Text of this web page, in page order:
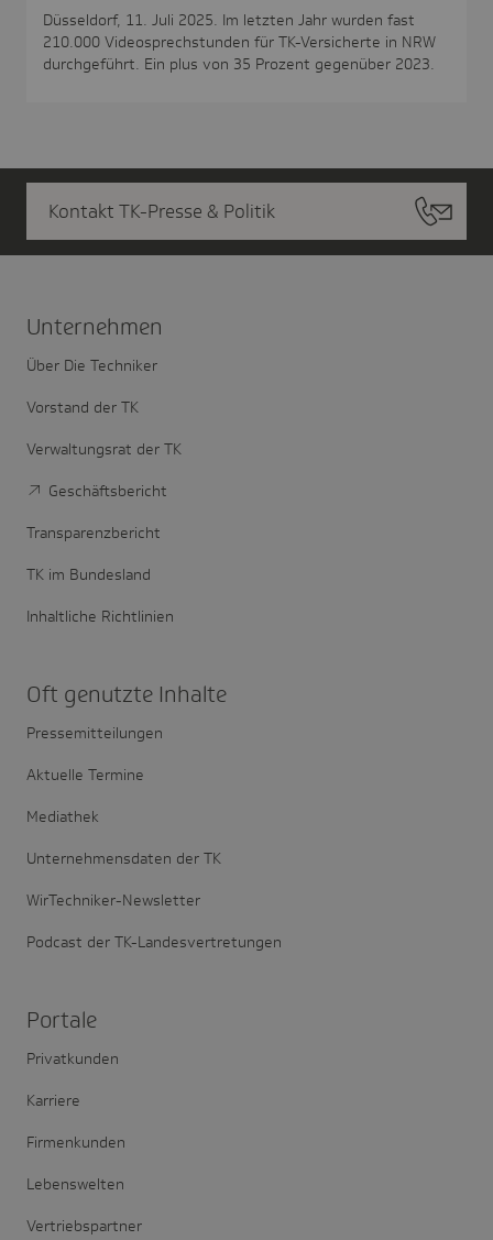
Düsseldorf, 11. Juli 2025. Im letzten Jahr wurden fast
210.000 Videosprechstunden für TK-Versicherte in NRW
durchgeführt. Ein plus von 35 Prozent gegenüber 2023.
Kontakt TK-Presse & Politik
Unter­nehmen
Über Die Techniker
Vorstand der TK
Verwaltungsrat der TK
Geschäftsbericht
Transparenzbericht
TK im Bundesland
Inhaltliche Richtlinien
Oft genutzte Inhalte
Pressemitteilungen
Aktuelle Termine
Mediathek
Unternehmensdaten der TK
WirTechniker-Newsletter
Podcast der TK-Landesvertretungen
Portale
Privatkunden
Karriere
Firmenkunden
Lebenswelten
Vertriebspartner